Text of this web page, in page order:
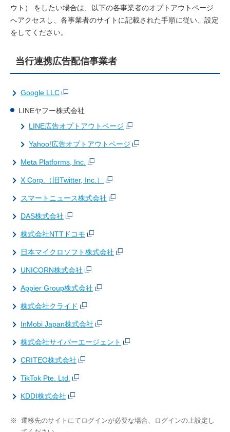
ウト） をしたい場合は、以下の各事業者のオプトアウトページ
へアクセスし、各事業者のサイトに記載された手順に従い、設定
をしてください。
当行連携広告配信事業者
Google LLC
LINEヤフー株式会社
LINE広告オプトアウトページ
Yahoo!広告オプトアウトページ
Meta Platforms, Inc.
X Corp.（旧Twitter, Inc.）
スマートニュース株式会社
DAS株式会社
株式会社NTTドコモ
日本マイクロソフト株式会社
UNICORN株式会社
Appier Group株式会社
株式会社クライド
InMobi Japan株式会社
株式会社サイバーエージェント
CRITEO株式会社
TikTok Pte. Ltd.
KDDI株式会社
※
遷移先のサイトにてログインが必要な場合、ログインの上設定し